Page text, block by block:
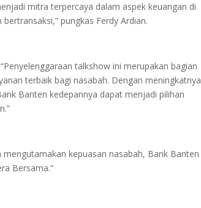
mitra terpercaya dalam aspek keuangan di
pungkas Ferdy Ardian.
talkshow ini merupakan bagian
terbaik bagi nasabah. Dengan meningkatnya
Banten kedepannya dapat menjadi pilihan
kepuasan nasabah, Bank Banten
Bersama.”